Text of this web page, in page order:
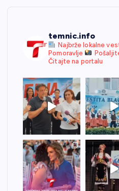
temnic.info
Najbrže lokalne
Pomoravlje
Čitajte na portalu